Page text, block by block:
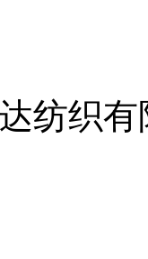
纺织有